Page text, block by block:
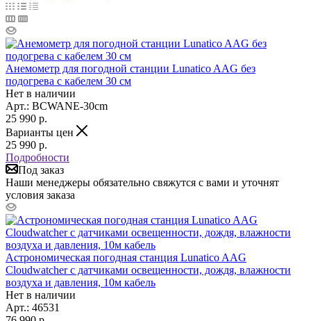
Анемометр для погодной станции Lunatico AAG без
подогрева с кабелем 30 см
Нет в наличии
Арт.: BCWANE-30cm
25 990 р.
Варианты цен
25 990 р.
Подробности
Под заказ
Наши менеджеры обязательно свяжутся с вами и уточнят
условия заказа
Астрономическая погодная станция Lunatico AAG
Cloudwatcher с датчиками освещенности, дождя, влажности
воздуха и давления, 10м кабель
Нет в наличии
Арт.: 46531